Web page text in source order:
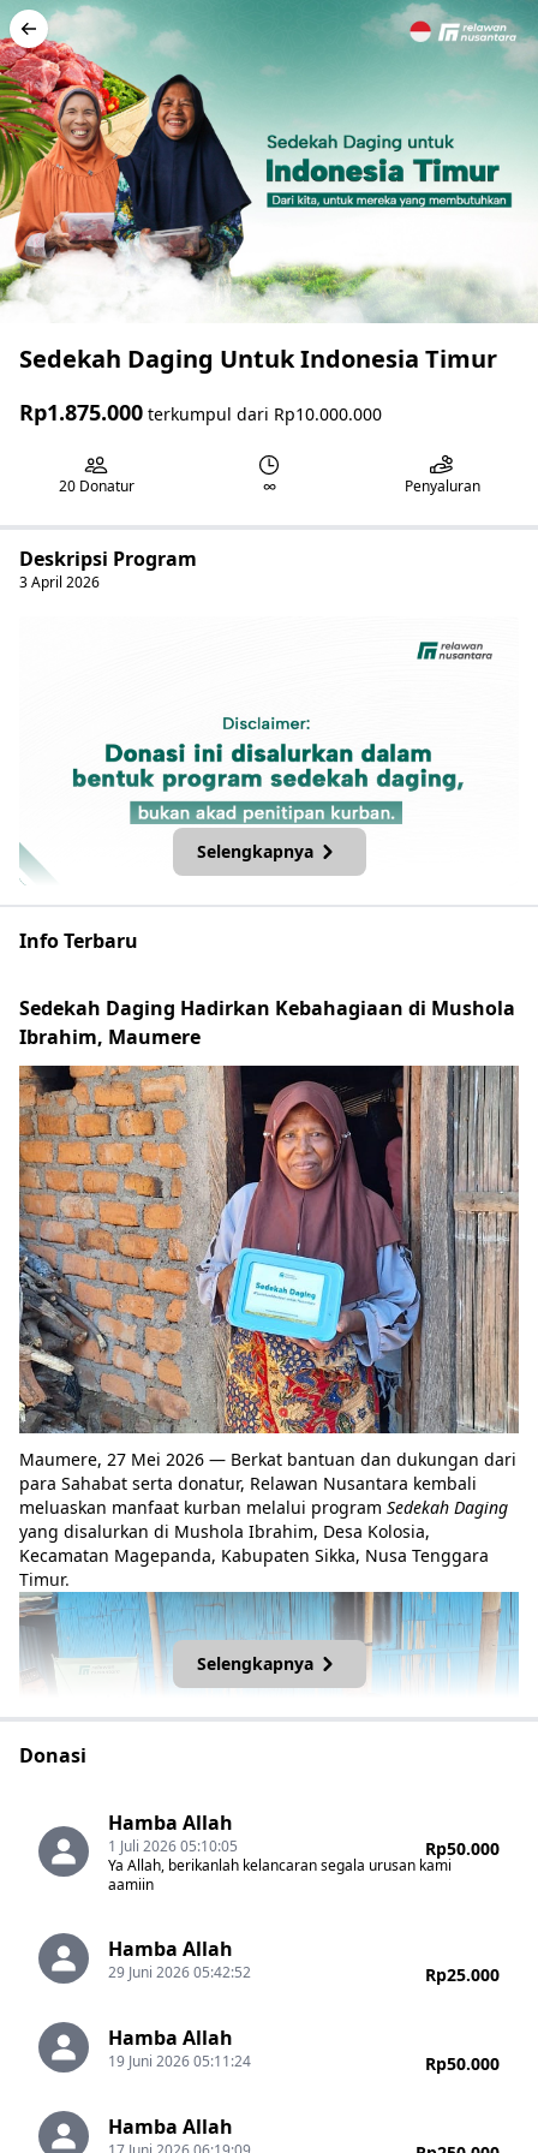
Sedekah Daging Untuk Indonesia Timur
Rp1.875.000 terkumpul dari Rp10.000.000
20Donatur ∞ Penyaluran
Deskripsi Program
3April 2026
Karena apa yang sederhana bagi kita, bisa menjadi sangat
kebaikan untuk Indonesia Timur.
Selengkapnya
Info Terbaru
Sedekah Daging Hadirkan Kebahagiaan di Mushola
Ibrahim, Maumere
Maumere, 27 Mei 2026 — Berkat bantuan dan dukungan dari
para Sahabat serta donatur, Relawan Nusantara kembali
meluaskan manfaat kurban melalui program Sedekah Daging
yang disalurkan di Mushola Ibrahim, Desa Kolosia,
Kecamatan Magepanda, Kabupaten Sikka, Nusa Tenggara
Timur.
Dalam momentum Hari Raya Idul Adha ini, Relawan
Nusantara menyalurkan 50 kotak daging sapi kepada
masyarakat sekitar mushola dan warga yang membutuhkan.
upaya menghadirkan kebahagiaan bagi masyarakat pelosok
yang jarang merasakan nikmatnya hidangan daging qurban.
Selengkapnya
Donasi
Hamba Allah
Rp50.000
1 Juli 2026 05:10:05
Ya Allah, berikanlah kelancaran segala urusan kami
aamiin
Hamba Allah
Rp25.000
29 Juni 2026 05:42:52
Hamba Allah
Rp50.000
19 Juni 2026 05:11:24
Hamba Allah